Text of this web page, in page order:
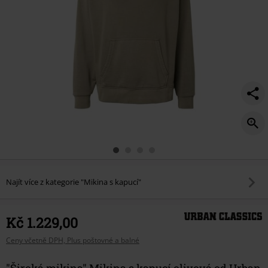
Najít více z kategorie "Mikina s kapucí"
Kč 1.229,00
Ceny včetně DPH, Plus poštovné a balné